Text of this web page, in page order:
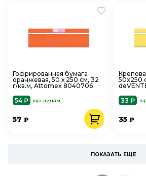
Гофрированная бумага
оранжевая, 50 х 250 см, 32
г/кв.м, Attomex 8040706
54 ₽
юр. лицам
57 ₽
50x250
33 ₽
35₽
ПОКАЗАТЬ ЕЩЕ